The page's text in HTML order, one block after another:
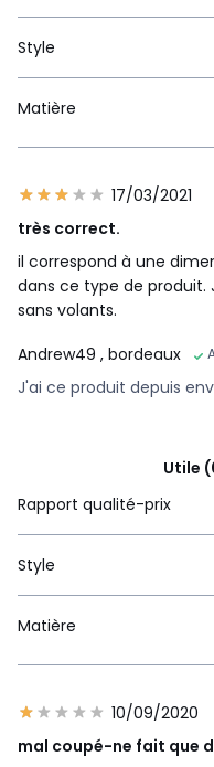
Style
Matière
17/03/2021
très correct.
il correspond à une
dans ce type de produit.
sans volants.
Andrew49 , bordeaux
J'ai ce produit depuis
Utile
Rapport qualité-prix
Style
Matière
10/09/2020
mal coupé-ne fait que